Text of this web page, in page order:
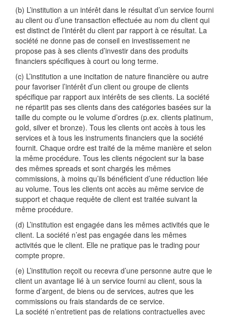
(b) L’institution a un intérêt dans le résultat d’un service fourni
au client ou d’une transaction effectuée au nom du client qui
est distinct de l’intérêt du client par rapport à ce résultat. La
société ne donne pas de conseil en investissement ne
propose pas à ses clients d’investir dans des produits
financiers spécifiques à court ou long terme.
(c) L’institution a une incitation de nature financière ou autre
pour favoriser l’intérêt d’un client ou groupe de clients
spécifique par rapport aux intérêts de ses clients. La société
ne répartit pas ses clients dans des catégories basées sur la
taille du compte ou le volume d’ordres (p.ex. clients platinum,
gold, silver et bronze). Tous les clients ont accès à tous les
services et à tous les instruments financiers que la société
fournit. Chaque ordre est traité de la même manière et selon
la même procédure. Tous les clients négocient sur la base
des mêmes spreads et sont chargés les mêmes
commissions, à moins qu’ils bénéficient d’une réduction liée
au volume. Tous les clients ont accès au même service de
support et chaque requête de client est traitée suivant la
même procédure.
(d) L’institution est engagée dans les mêmes activités que le
client. La société n’est pas engagée dans les mêmes
activités que le client. Elle ne pratique pas le trading pour
compte propre.
(e) L’institution reçoit ou recevra d’une personne autre que le
client un avantage lié à un service fourni au client, sous la
forme d’argent, de biens ou de services, autres que les
commissions ou frais standards de ce service.
La société n’entretient pas de relations contractuelles avec